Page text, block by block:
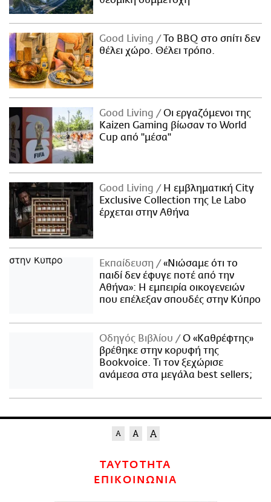
Good Living
Το BBQ στο σπίτι δεν
θέλει χώρο. Θέλει τρόπο.
Good Living
Οι εργαζόμενοι της
Kaizen Gaming βίωσαν το World
Cup από "μέσα"
Good Living
Η εμβληματική City
Exclusive Collection της Le Labo
έρχεται στην Αθήνα
Εκπαίδευση
«Νιώσαμε ότι το
παιδί δεν έφυγε ποτέ από την
Αθήνα»: Η εμπειρία οικογενειών
που επέλεξαν σπουδές στην Κύπρο
Οδηγός Βιβλίου
Ο «Καθρέφτης»
βρέθηκε στην κορυφή της
Bookvoice. Τι τον ξεχώρισε
ανάμεσα στα μεγάλα best sellers;
ΤΑΥΤΟΤΗΤΑ
ΕΠΙΚΟΙΝΩΝΙΑ